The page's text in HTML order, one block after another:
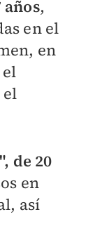
años,
en el
en
de 20
en
así